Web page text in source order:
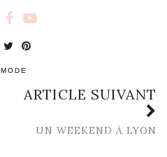
MODE
ARTICLE SUIVANT
UN WEEKEND À LYON